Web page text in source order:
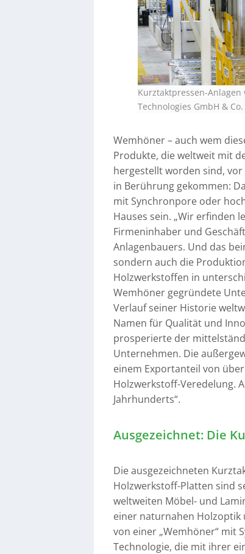
Kurztaktpressen-
Technologies GmbH & Co.
Wemhöner – auch wem
Produkte, die weltweit mit
hergestellt worden sind,
in Berührung gekommen:
mit Synchronpore oder
Hauses sein. „Wir erfinden
Firmeninhaber und
Anlagenbauers. Und das
sondern auch die
Holzwerkstoffen in
Wemhöner gegründete
Verlauf seiner Historie
Namen für Qualität und
prosperierte der
Unternehmen. Die
einem Exportanteil von
Holzwerkstoff-Veredelung.
Jahrhunderts“.
Ausgezeichnet: Die
Die ausgezeichneten
Holzwerkstoff-Platten sind
weltweiten Möbel- und
einer naturnahen Holzoptik
von einer „Wemhöner“ mit
Technologie, die mit ihrer